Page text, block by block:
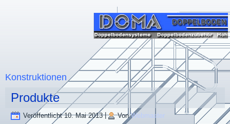
Konstruktionen
Produkte
Veröffentlicht 10. Mai 2013| Von Webmaster